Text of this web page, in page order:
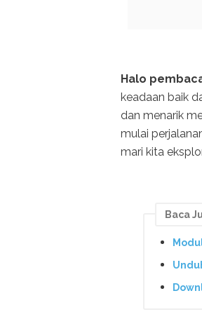
Halo
keadaan baik
dan menarik
mulai
mari kita
Baca